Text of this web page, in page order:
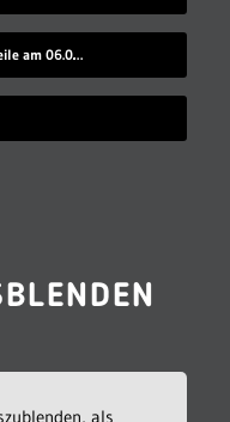
36 Kleinigkeiten gegen Langeweile am 06.08.2023
als